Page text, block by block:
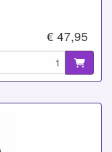
€ 47,95